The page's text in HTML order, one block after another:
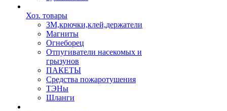
Хоз. товары
ЗМ,крючки,клей,держатели
Магниты
Огнеборец
Отпугиватели насекомых и
грызунов
ПАКЕТЫ
Средства пожаротушения
ТЭНы
Шланги